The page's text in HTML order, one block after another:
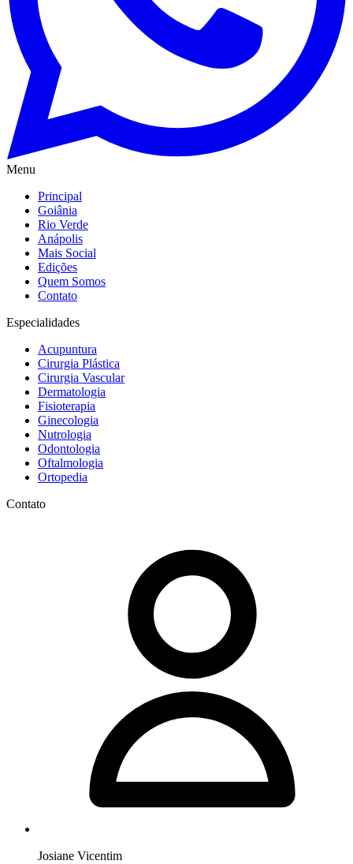
Menu
Principal
Goiânia
Rio Verde
Anápolis
Mais Social
Edições
Quem Somos
Contato
Especialidades
Acupuntura
Cirurgia Plástica
Cirurgia Vascular
Dermatologia
Fisioterapia
Ginecologia
Nutrologia
Odontologia
Oftalmologia
Ortopedia
Contato
Josiane Vicentim